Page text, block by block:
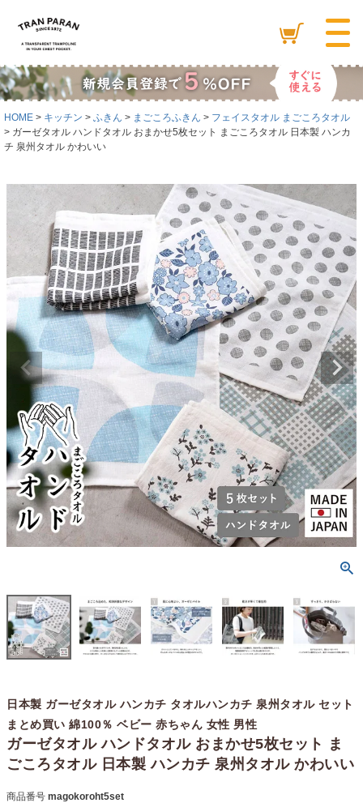
HOME キッチン ふきん まごころふきん
フェイスタオル まごころタオル
ガーゼタオル ハンドタオル おまかせ5枚セット まごころタオル 日本製 ハンカ
チ 泉州タオル かわいい
日本製 ガーゼタオル ハンカチ タオルハンカチ 泉州タオル セット
まとめ買い 綿100％ ベビー 赤ちゃん 女性 男性
ガーゼタオル ハンドタオル おまかせ5枚セット ま
ごころタオル 日本製 ハンカチ 泉州タオル かわいい
商品番号 magokoroht5set